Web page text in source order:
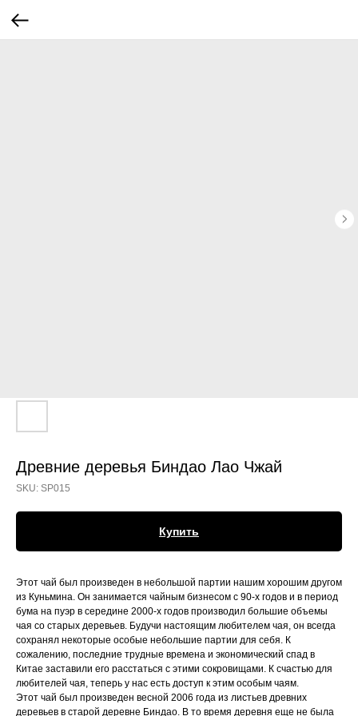
Древние деревья Биндао Лао Чжай
SKU: SP015
Купить
Этот чай был произведен в небольшой партии нашим хорошим другом
из Куньмина. Он занимается чайным бизнесом с 90-х годов и в период
бума на пуэр в середине 2000-х годов производил большие объемы
чая со старых деревьев. Будучи настоящим любителем чая, он всегда
сохранял некоторые особые небольшие партии для себя. К
сожалению, последние трудные времена и экономический спад в
Китае заставили его расстаться с этими сокровищами. К счастью для
любителей чая, теперь у нас есть доступ к этим особым чаям.
Этот чай был произведен весной 2006 года из листьев древних
деревьев в старой деревне Биндао. В то время деревня еще не была